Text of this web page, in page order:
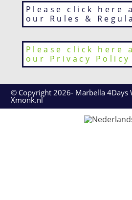
Please click here
our Rules &
Please click here
our Privacy Policy
© Copyright 2026- Marbella 4Days
Xmonk.nl